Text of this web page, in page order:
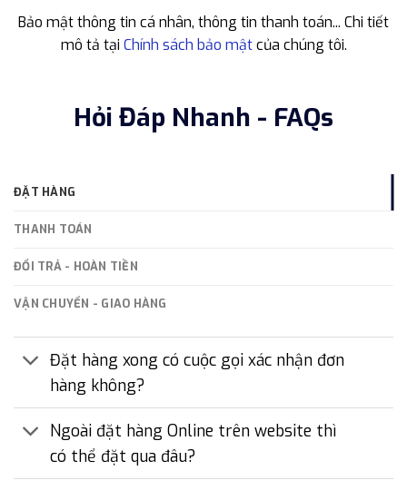
Bảo mật thông tin cá nhân, thông tin thanh toán... Chi tiết
mô tả tại Chính sách bảo mậtcủa chúng tôi.
Hỏi Đáp Nhanh - FAQs
ĐẶT HÀNG
THANH TOÁN
ĐỔI TRẢ - HOÀN TIỀN
VẬN CHUYỂN - GIAO HÀNG
Đặt hàng xong có cuộc gọi xác nhận đơn
hàng không?
Ngoài đặt hàng Online trên website thì
có thể đặt qua đâu?